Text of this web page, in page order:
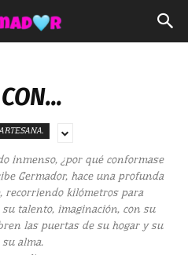
inmenso, ¿por qué conformase
Germador, hace una profunda
recorriendo kilómetros para
talento, imaginación, con su
las puertas de su hogar y su
alma.